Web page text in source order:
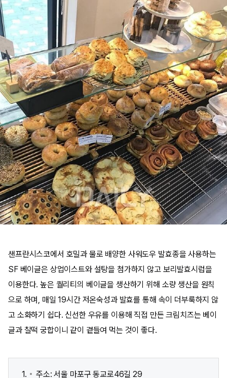
샌프란시스코에서 호밀과 물로 배양한 사워도우 발효종을 사용하는
SF 베이글은 상업이스트와 설탕을 첨가하지 않고 보리발효시럽을
이용한다. 높은 퀄리티의 베이글을 생산하기 위해 소량 생산을 원칙
으로 하며, 매일 19시간 저온숙성과 발효를 통해 속이 더부룩하지 않
고 소화하기 쉽다. 신선한 우유를 이용해 직접 만든 크림치즈는 베이
글과 찰떡 궁합이니 같이 곁들여 먹는 것이 좋다.
주소: 서울 마포구 동교로46길 29